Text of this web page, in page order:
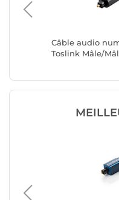
Câble audio
Toslink Mâle/